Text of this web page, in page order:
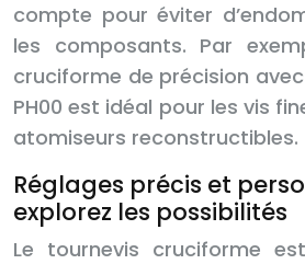
compte pour éviter
les composants. Par
cruciforme de précision
PH00 est idéal pour les vis
atomiseurs reconstructibles.
Réglages précis et
explorez les possibilités
Le tournevis cruciforme